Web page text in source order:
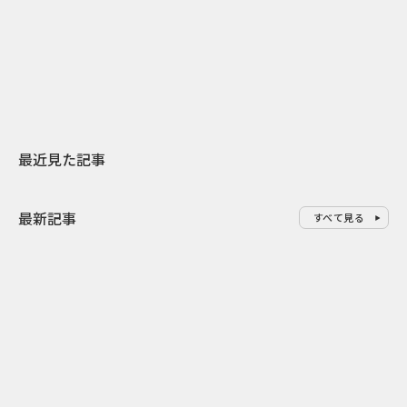
最近見た記事
最新記事 すべて見る